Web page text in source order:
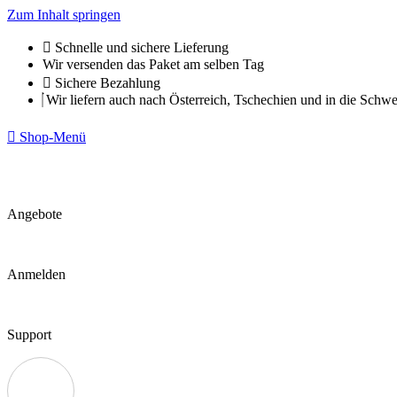
Zum Inhalt springen
Schnelle und sichere Lieferung
Wir versenden das Paket am selben Tag
Sichere Bezahlung
Wir liefern auch nach Österreich, Tschechien und in die
Shop-Menü
Angebote
Anmelden
Support